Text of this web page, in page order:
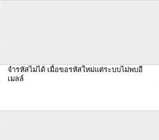
จำรหัสไม่ได้ เมื่อขอรหัสใหม่แต่ระบบไม่พบอี
เมลล์